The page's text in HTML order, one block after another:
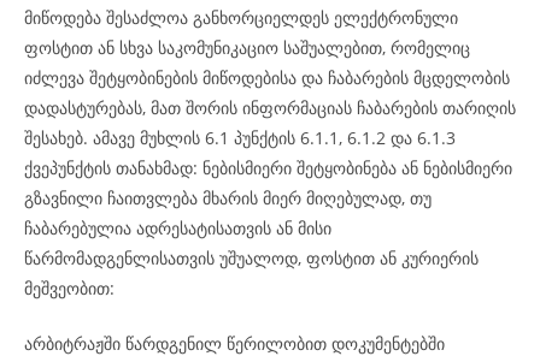
მიწოდება შესაძლოა განხორციელდეს ელექტრონული
ფოსტით ან სხვა საკომუნიკაციო საშუალებით, რომელიც
იძლევა შეტყობინების მიწოდებისა და ჩაბარების მცდელობის
დადასტურებას, მათ შორის ინფორმაციას ჩაბარების თარიღის
შესახებ. ამავე მუხლის 6.1 პუნქტის 6.1.1, 6.1.2 და 6.1.3
ქვეპუნქტის თანახმად: ნებისმიერი შეტყობინება ან ნებისმიერი
გზავნილი ჩაითვლება მხარის მიერ მიღებულად, თუ
ჩაბარებულია ადრესატისათვის ან მისი
წარმომადგენლისათვის უშუალოდ, ფოსტით ან კურიერის
მეშვეობით:
არბიტრაჟში წარდგენილ წერილობით დოკუმენტებში